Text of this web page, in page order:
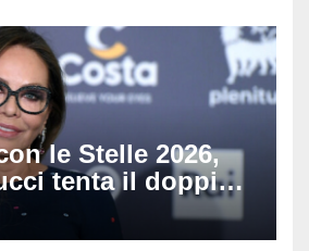
le Stelle 2026,
tenta il doppio
papabili Ornella
Guerritore